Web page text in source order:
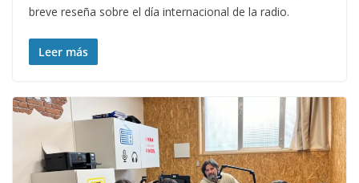
breve reseña sobre el día internacional de la radio.
Leer más